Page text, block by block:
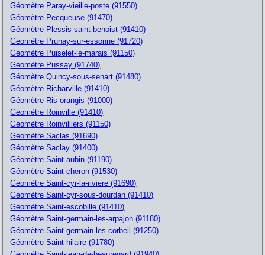
Géomètre Paray-vieille-poste (91550)
Géomètre Pecqueuse (91470)
Géomètre Plessis-saint-benoist (91410)
Géomètre Prunay-sur-essonne (91720)
Géomètre Puiselet-le-marais (91150)
Géomètre Pussay (91740)
Géomètre Quincy-sous-senart (91480)
Géomètre Richarville (91410)
Géomètre Ris-orangis (91000)
Géomètre Roinville (91410)
Géomètre Roinvilliers (91150)
Géomètre Saclas (91690)
Géomètre Saclay (91400)
Géomètre Saint-aubin (91190)
Géomètre Saint-cheron (91530)
Géomètre Saint-cyr-la-riviere (91690)
Géomètre Saint-cyr-sous-dourdan (91410)
Géomètre Saint-escobille (91410)
Géomètre Saint-germain-les-arpajon (91180)
Géomètre Saint-germain-les-corbeil (91250)
Géomètre Saint-hilaire (91780)